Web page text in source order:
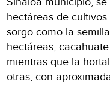
hectáreas de
sorgo como la
hectáreas,
mientras que la
otras, con